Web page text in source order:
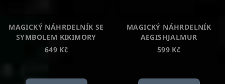
MAGICKÝ NÁHRDELNÍK SE
SYMBOLEM KIKIMORY
649 Kč
MAGICKÝ NÁHRDELNÍK
AEGISHJALMUR
599 Kč
hodnocení